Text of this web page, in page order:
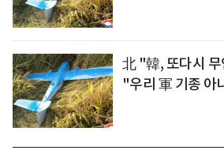
北 "韓, 또다시
"우리 軍 기종 아